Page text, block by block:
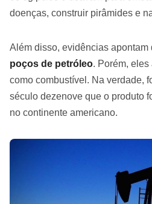
doenças, construir pirâmides e
Além disso, evidências
poços de petróleo. Porém,
como combustível. Na verdade,
século dezenove que o produto
no continente americano.